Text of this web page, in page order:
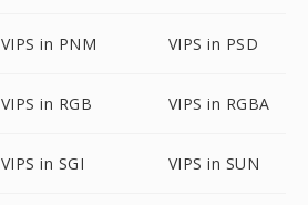
VIPS in PNM VIPS in PSD
VIPS in RGB VIPS in RGBA
VIPS in SGI VIPS in SUN